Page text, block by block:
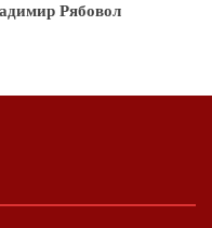
Рябовол